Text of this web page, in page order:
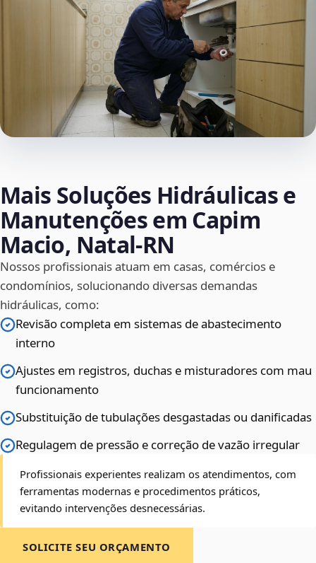
Mais Soluções Hidráulicas e
Manutenções em Capim
Macio, Natal‑RN
Nossos profissionais atuam em casas, comércios e
condomínios, solucionando diversas demandas
hidráulicas, como:
Revisão completa em sistemas de abastecimento
interno
Ajustes em registros, duchas e misturadores com mau
funcionamento
Substituição de tubulações desgastadas ou danificadas
Regulagem de pressão e correção de vazão irregular
Profissionais experientes realizam os atendimentos, com
ferramentas modernas e procedimentos práticos,
evitando intervenções desnecessárias.
SOLICITE SEU ORÇAMENTO